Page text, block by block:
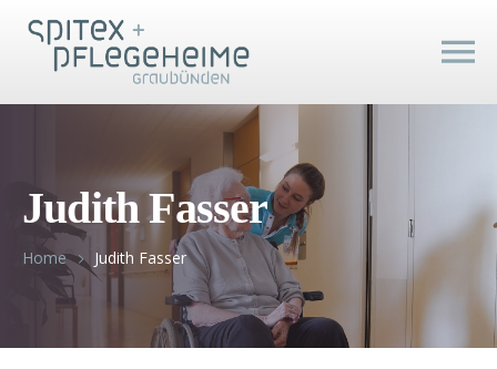
Judith Fasser
Home Judith Fasser